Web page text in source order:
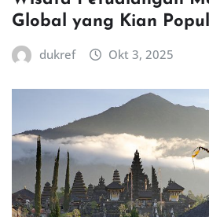
Global yang Kian
dukref Okt 3, 2025